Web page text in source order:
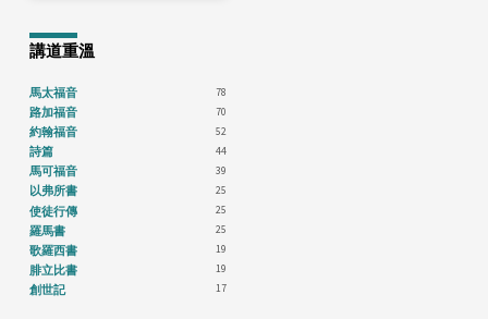
講道重溫
馬太福音 78
路加福音 70
約翰福音 52
詩篇 44
馬可福音 39
以弗所書 25
使徒行傳 25
羅馬書 25
歌羅西書 19
腓立比書 19
創世記 17